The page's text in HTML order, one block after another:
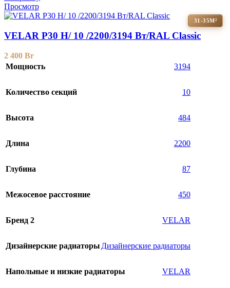
Просмотр
31-35М²
VELAR P30 H/ 10 /2200/3194 Вт/RAL Classic
2 400 Br
Мощность
3194
Количество секций 10
Высота 484
Длина 2200
Глубина 87
Межосевое расстояние 450
Бренд 2 VELAR
Дизайнерские радиаторы Дизайнерские радиаторы
Напольные и низкие радиаторы VELAR